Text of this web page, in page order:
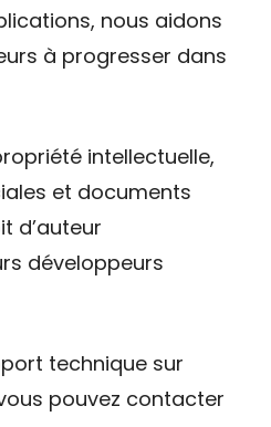
nous aidons
à progresser dans
intellectuelle,
et documents
d’auteur
développeurs
technique sur
pouvez contacter